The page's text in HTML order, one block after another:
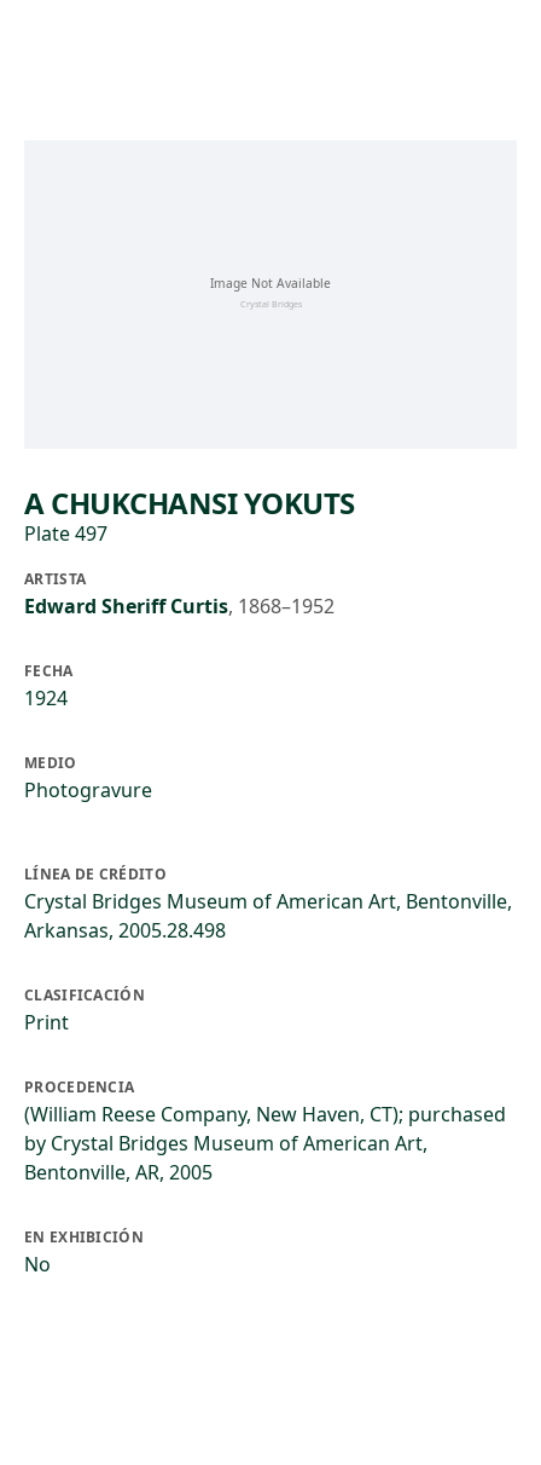
A CHUKCHANSI YOKUTS
Plate 497
ARTISTA
Edward Sheriff Curtis, 1868–1952
FECHA
1924
MEDIO
Photogravure
LÍNEA DE CRÉDITO
Crystal Bridges Museum of American Art, Bentonville,
Arkansas, 2005.28.498
CLASIFICACIÓN
Print
PROCEDENCIA
(William Reese Company, New Haven, CT); purchased
by Crystal Bridges Museum of American Art,
Bentonville, AR, 2005
EN EXHIBICIÓN
No